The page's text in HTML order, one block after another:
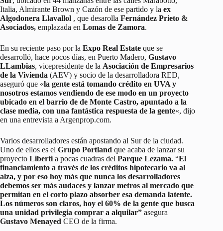
Italia, Almirante Brown y Cazón de ese partido y la ex
Algodonera Llavallol , que desarolla Fernández Prieto &
Asociados, emplazada en Lomas de Zamora.
En su reciente paso por la Expo Real Estate que se
desarrolló, hace pocos días, en Puerto Madero, Gustavo
LLambias, vicepresidente de la Asociación de Empresarios
de la Vivienda (AEV) y socio de la desarrolladora RED,
aseguró que «la gente está tomando crédito en UVA y
nosotros estamos vendiendo de ese modo en un proyecto
ubicado en el barrio de de Monte Castro, apuntado a la
clase media, con una fantástica respuesta de la gente«, dijo
en una entrevista a Argenprop.com.
Varios desarrolladores están apostando al Sur de la ciudad.
Uno de ellos es el Grupo Portland que acaba de lanzar su
proyecto Liberti a pocas cuadras del Parque Lezama. “El
financiamiento a través de los créditos hipotecario va al
alza, y por eso hoy más que nunca los desarrolladores
debemos ser más audaces y lanzar metros al mercado que
permitan en el corto plazo absorber esa demanda latente.
Los números son claros, hoy el 60% de la gente que busca
una unidad privilegia comprar a alquilar” asegura
Gustavo Menayed CEO de la firma.